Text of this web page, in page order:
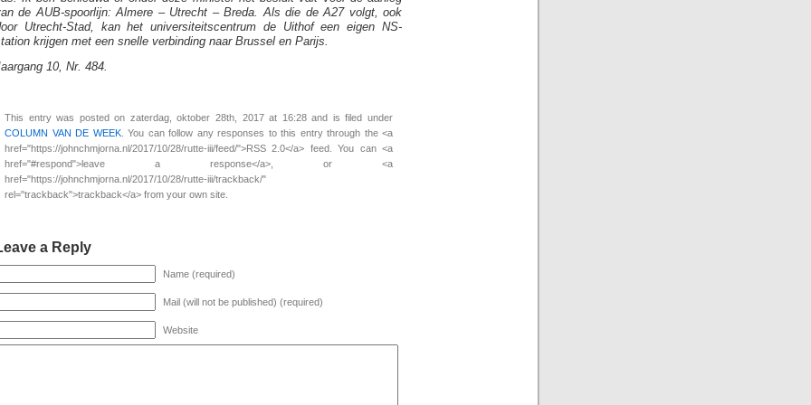
de AUB-spoorlijn: Almere – Utrecht – Breda. Als die de A27 volgt, ook
Utrecht-Stad, kan het universiteitscentrum de Uithof een eigen NS-
krijgen met een snelle verbinding naar Brussel en Parijs.
10, Nr. 484.
This entry was posted on zaterdag, oktober 28th, 2017 at 16:28 and is filed under
COLUMN VAN DE WEEK. You can follow any responses to this entry through the <a
href="https://johnchmjorna.nl/2017/10/28/rutte-iii/feed/">RSS 2.0</a> feed. You can <a
href="#respond">leave a response</a>, or <a
href="https://johnchmjorna.nl/2017/10/28/rutte-iii/trackback/"
rel="trackback">trackback</a> from your own site.
a Reply
Name (required)
Mail (will not be published) (required)
Website